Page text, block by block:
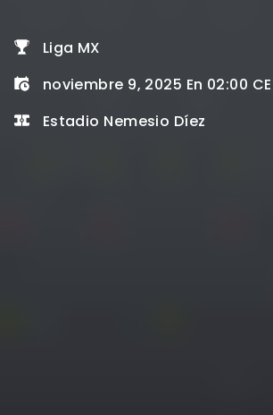
Liga MX
noviembre 9, 2025 En 02:00
Estadio Nemesio Díez